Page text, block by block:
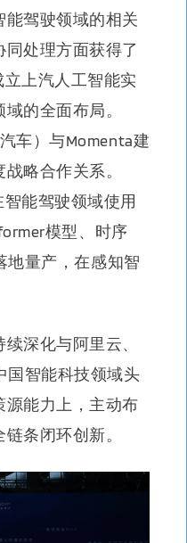
驾驶领域的相关
处理方面获得了
立上汽人工智能实
的全面布局。
车）与Momenta建
略合作关系。
能驾驶领域使用
模型、时序
地量产，在感知智
深化与阿里云、
国智能科技领域头
源能力上，主动布
链条闭环创新。